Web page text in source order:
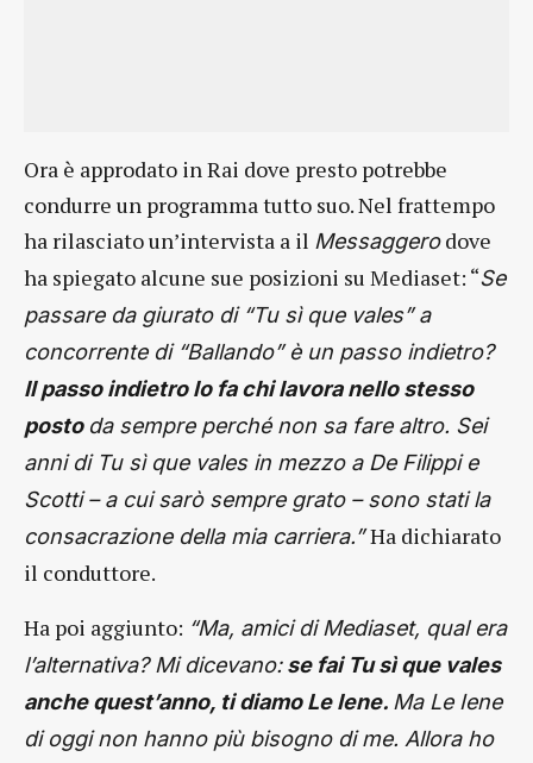
Ora è approdato in Rai dove presto potrebbe
condurre un programma tutto suo. Nel frattempo
ha rilasciato un’intervista a il Messaggerodove
ha spiegato alcune sue posizioni su Mediaset: “Se
passare da giurato di “Tu sì que vales” a
concorrente di “Ballando” è un passo indietro?
Il passo indietro lo fa chi lavora nello stesso
posto da sempre perché non sa fare altro. Sei
anni di Tu sì que vales in mezzo a De Filippi e
Scotti – a cui sarò sempre grato – sono stati la
consacrazione della mia carriera.”Ha dichiarato
il conduttore.
Ha poi aggiunto: “Ma, amici di Mediaset, qual era
l’alternativa? Mi dicevano:se fai Tu sì que vales
anche quest’anno, ti diamo Le Iene. Ma Le Iene
di oggi non hanno più bisogno di me. Allora ho